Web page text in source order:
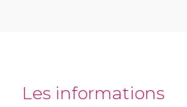
Les informations